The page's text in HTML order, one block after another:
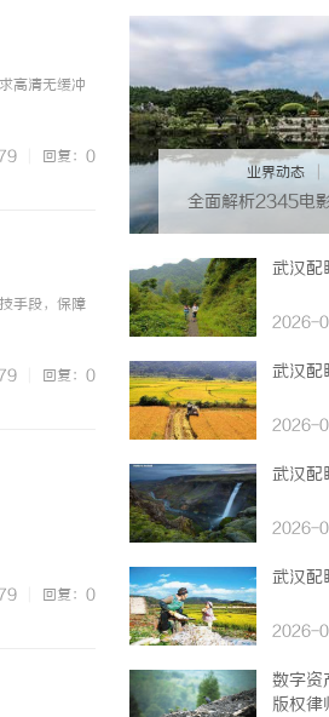
高清无缓冲
回复：0
手段，保障
回复：0
回复：0
业界动态
全面解析2345电
武汉配
2026-
武汉配
2026-
武汉配
2026-
武汉配
2026-
数字资
版权